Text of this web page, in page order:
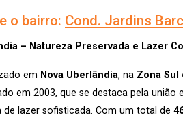
o bairro: Cond. Jardins
– Natureza Preservada e Lazer
em Nova Uberlândia, na Zona Sul
em 2003, que se destaca pela união
lazer sofisticada. Com um total de